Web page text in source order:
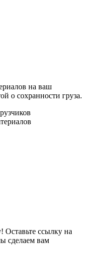
на ваш
о сохранности груза.
ссылку на
сделаем вам